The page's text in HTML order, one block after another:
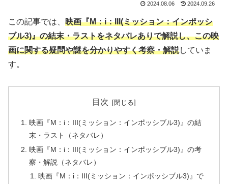
2024.08.06 2024.09.26
この記事では、 映画『M：i：III(ミッション：インポッシ
ブル3)』の結末・ラストをネタバレありで解説し、この映
画に関する疑問や謎を分かりやすく考察・解説していま
す。
目次
映画『M：i：III(ミッション：インポッシブル3)』の結
末・ラスト（ネタバレ）
映画『M：i：III(ミッション：インポッシブル3)』の考
察・解説（ネタバレ）
映画『M：i：III(ミッション：インポッシブル3)』で